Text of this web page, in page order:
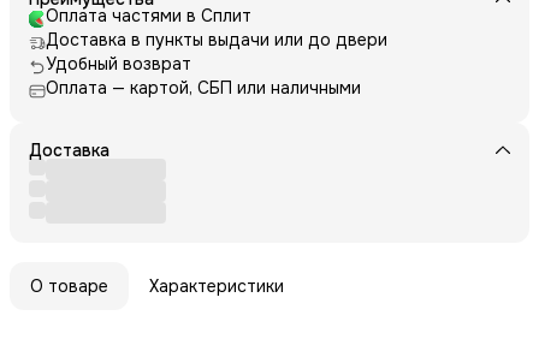
Оплата частями в Сплит
Доставка в пункты выдачи или до двери
Удобный возврат
Оплата — картой, СБП или наличными
Доставка
О товаре Характеристики